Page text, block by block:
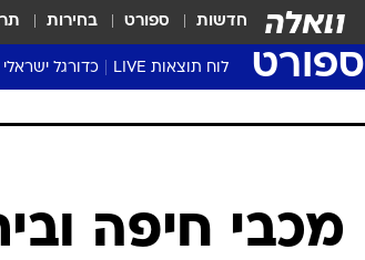
חדשות ספורט בחירות
ספורט לוח תוצאות LIVE כדורגל ישראלי
שגרירים
מכבי חיפה